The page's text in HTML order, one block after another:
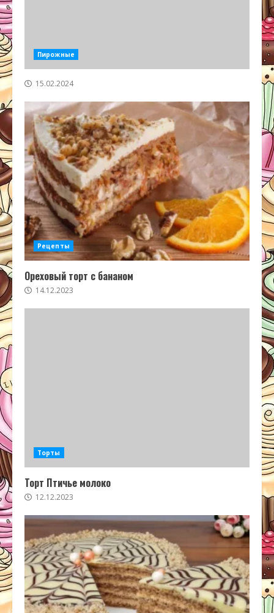
Пирожные
15.02.2024
Рецепты
Ореховый торт с бананом
14.12.2023
Торты
Торт Птичье молоко
12.12.2023